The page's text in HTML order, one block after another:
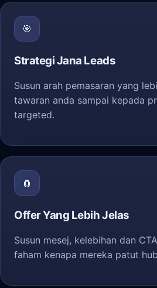
🎯
Strategi Jana Leads
Susun arah pemasaran yang
tawaran anda sampai kepada
targeted.
🧲
Offer Yang Lebih Jelas
Susun mesej, kelebihan dan
faham kenapa mereka patut